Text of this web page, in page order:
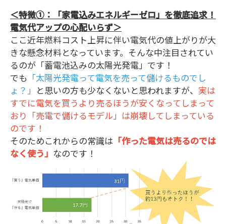
＜特徴①：「家電込みエネルギーゼロ」を徹底追求！
電気代アップの心配いらず＞
ここ近年燃料コスト上昇に伴い電気代の値上がりが大
きな懸念材料となっています。そんな中注目されてい
るのが「蓄電池込みの太陽光発電」です！
でも 「太陽光発電って電気を売って儲けるものでし
ょ？」 と思いの方も少なくないと思われますが、 実は
すでに電気を買うより売るほうが安くなってしまって
おり「売電で儲けるモデル」は崩壊してしまっている
のです！
そのためこれからの常識は 「作った電気は売るのでは
なく使う」 なのです！